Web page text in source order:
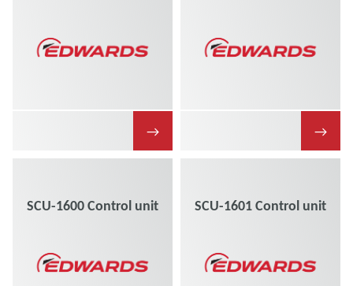
→ →
SCU-1600 Control unit SCU-1601 Control unit